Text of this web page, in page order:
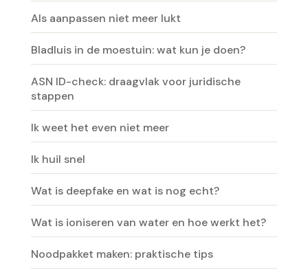
Als aanpassen niet meer lukt
Bladluis in de moestuin: wat kun je doen?
ASN ID-check: draagvlak voor juridische
stappen
Ik weet het even niet meer
Ik huil snel
Wat is deepfake en wat is nog echt?
Wat is ioniseren van water en hoe werkt het?
Noodpakket maken: praktische tips